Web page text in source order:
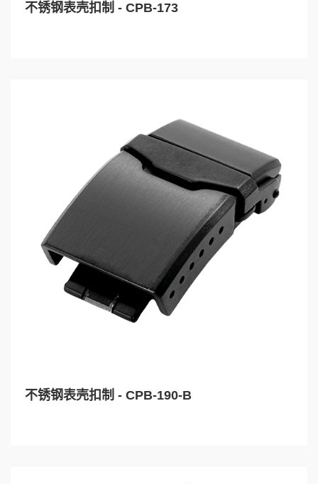
不锈钢表壳扣制 - CPB-173
不锈钢表壳扣制 - CPB-190-B